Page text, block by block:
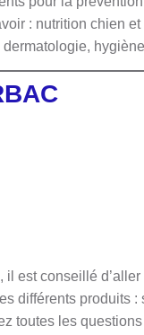
: nutrition chien
dermatologie,
est conseillé d’aller
différents produits :
toutes les